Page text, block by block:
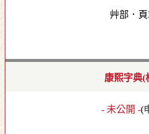
艸部．頁
康熙字典(
- 未公開 -(